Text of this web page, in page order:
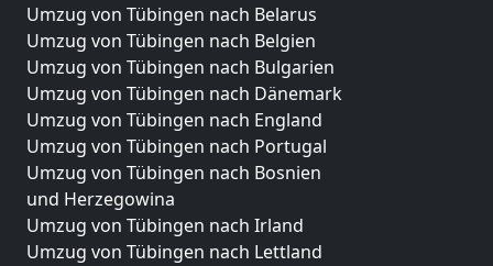
Umzug von Tübingen nach Belarus
Umzug von Tübingen nach Belgien
Umzug von Tübingen nach Bulgarien
Umzug von Tübingen nach Dänemark
Umzug von Tübingen nach England
Umzug von Tübingen nach Portugal
Umzug von Tübingen nach Bosnien
und Herzegowina
Umzug von Tübingen nach Irland
Umzug von Tübingen nach Lettland